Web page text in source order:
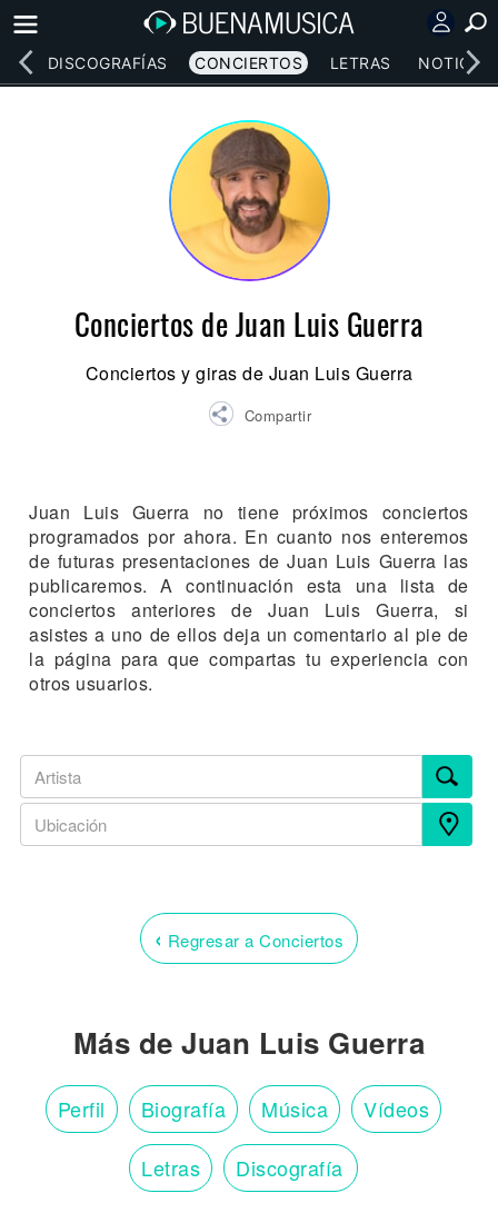
DISCOGRAFÍAS CONCIERTOS LETRAS NOTICIAS
Conciertos de Juan Luis Guerra
Conciertos y giras de Juan Luis Guerra
Compartir
Juan Luis Guerra no tiene próximos conciertos
programados por ahora. En cuanto nos enteremos
de futuras presentaciones de Juan Luis Guerra las
publicaremos. A continuación esta una lista de
conciertos anteriores de Juan Luis Guerra, si
asistes a uno de ellos deja un comentario al pie de
la página para que compartas tu experiencia con
otros usuarios.
‹ Regresar a Conciertos
Más de Juan Luis Guerra
Perfil Biografía Música Vídeos
Letras Discografía